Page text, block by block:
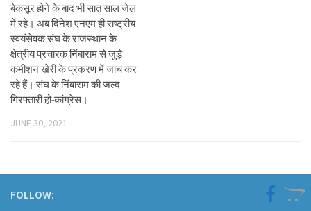
बेकसूर होने के बाद भी सात साल जेल
में रहे। अब दिनेश एनएम ही राष्ट्रीय
स्वयंसेवक संघ के राजस्थान के
क्षेत्रीय प्रचारक निंबाराम से जुड़े
कमीशन खेरी के प्रकरण में जांच कर
रहे हैं। संघ के निंबाराम की जल्द
गिरफ्तारी हो-कांग्रेस।
JUNE 30, 2021
FOLLOW: